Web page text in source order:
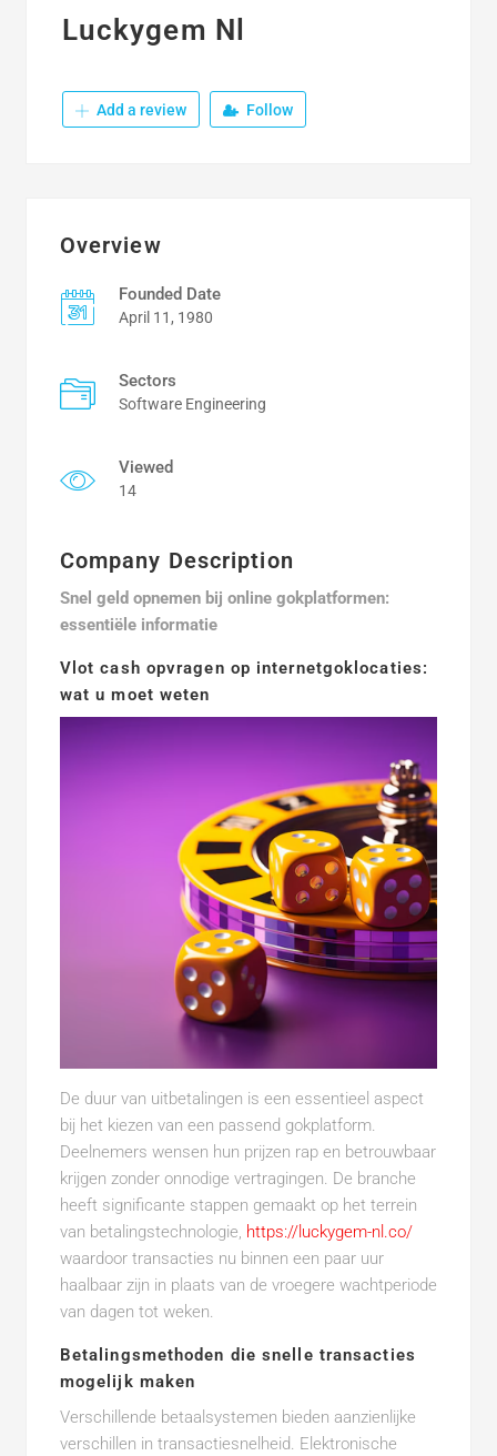
Luckygem Nl
Add a review Follow
Overview
Founded Date
April 11, 1980
Sectors
Software Engineering
Viewed
14
Company Description
Snel geld opnemen bij online gokplatformen:
essentiële informatie
Vlot cash opvragen op internetgoklocaties:
wat u moet weten
De duur van uitbetalingen is een essentieel aspect
bij het kiezen van een passend gokplatform.
Deelnemers wensen hun prijzen rap en betrouwbaar
krijgen zonder onnodige vertragingen. De branche
heeft significante stappen gemaakt op het terrein
van betalingstechnologie, https://luckygem-nl.co/
waardoor transacties nu binnen een paar uur
haalbaar zijn in plaats van de vroegere wachtperiode
van dagen tot weken.
Betalingsmethoden die snelle transacties
mogelijk maken
Verschillende betaalsystemen bieden aanzienlijke
verschillen in transactiesnelheid. Elektronische